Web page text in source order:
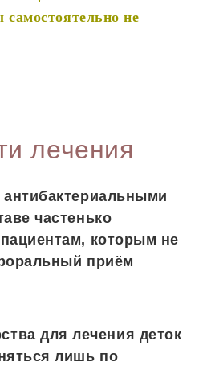
не
лечения
частенько
которым не
приём
для лечения деток
лишь по